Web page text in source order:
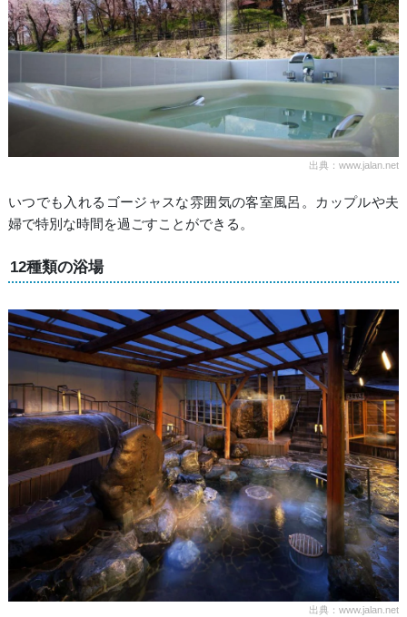
出典：www.jalan.net
いつでも入れるゴージャスな雰囲気の客室風呂。カップルや夫
婦で特別な時間を過ごすことができる。
12種類の浴場
出典：www.jalan.net